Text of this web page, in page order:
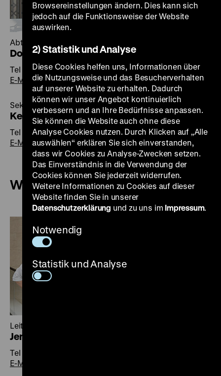
Abteilungsdirektorin Ausstellungen
Dorlis Blume
Tel +49 30 20304-400
E-Mail
Sekretariat
Kerstin Börner
Tel +49 30 20304-401
E-Mail
Wechselausstellungen und Projekte
Leiterin Wechselausstellungen und Projekte
Jenny Jung
Tel +493020304-246
E-Mail
Browsereinstellungen ändern. Dies kann sich
jedoch auf die Funktionsweise der Website
auswirken.
2) Statistik und Analyse
Diese Cookies helfen uns, Informationen über
die Nutzungsweise und das Besucherverhalten
auf unserer Website zu erhalten. Dadurch
können wir unser Angebot kontinuierlich
verbessern und an Ihre Bedürfnisse anpassen.
Sie können die Website auch ohne diese
Analyse Cookies nutzen. Durch Klicken auf „Alle
auswählen“ erklären Sie sich einverstanden,
dass wir Cookies zu Analyse-Zwecken setzen.
Das Einverständnis in die Verwendung der
Cookies können Sie jederzeit widerrufen.
Weitere Informationen zu Cookies auf dieser
Website finden Sie in unserer
Datenschutzerklärung und zu uns im Impressum.
Notwendig
Statistik und Analyse